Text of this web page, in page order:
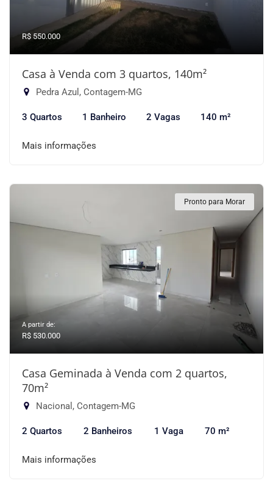
R$ 550.000
Casa à Venda com 3 quartos, 140m²
Pedra Azul, Contagem-MG
3 Quartos 1 Banheiro 2 Vagas 140 m²
Mais informações
Pronto para Morar
A partir de:
R$ 530.000
Casa Geminada à Venda com 2 quartos,
70m²
Nacional, Contagem-MG
2 Quartos 2 Banheiros 1 Vaga 70 m²
Mais informações